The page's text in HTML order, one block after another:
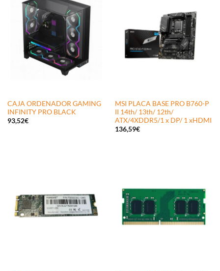
CAJA ORDENADOR GAMING
INFINITY PRO BLACK
93,52€
MSI PLACA BASE PRO B760-P
II 14th/ 13th/ 12th/
ATX/4XDDR5/1 x DP/ 1 xHDMI
136,59€